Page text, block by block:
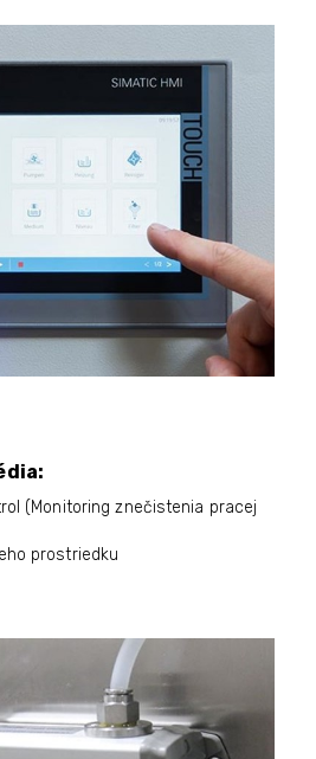
(Monitoring znečistenia pracej
prostriedku